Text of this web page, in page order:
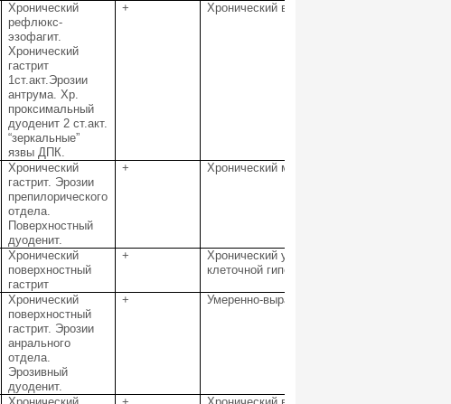
Хронический
рефлюкс-
эзофагит.
Хронический
гастрит
1ст.акт.Эрозии
антрума. Хр.
проксимальный
дуоденит 2 ст.акт.
“зеркальные”
язвы ДПК.
+ Хронический выраженный высокоактивный
Хронический
гастрит. Эрозии
препилорического
отдела.
Поверхностный
дуоденит.
+ Хронический маловыраженный,
Хронический
поверхностный
гастрит
+
Хронический умеренно выраженный
клеточной гиперплазией.
Хронический
поверхностный
гастрит. Эрозии
анрального
отдела.
Эрозивный
дуоденит.
+ Умеренно-выраженный высокоактивный